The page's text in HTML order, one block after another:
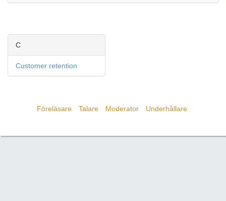
C
Customer retention
Föreläsare Talare Moderator Underhållare